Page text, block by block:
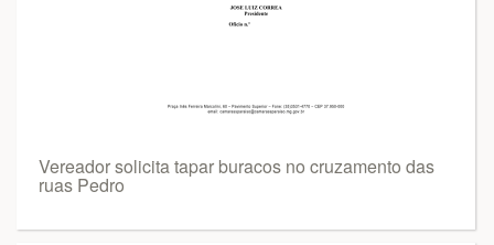
Vereador solicita tapar buracos no cruzamento das
ruas Pedro